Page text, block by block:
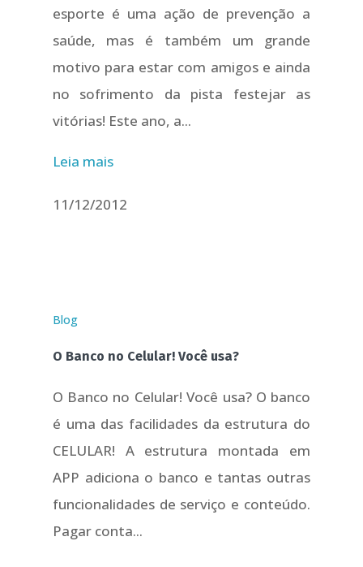
esporte é uma ação de prevenção a
saúde, mas é também um grande
motivo para estar com amigos e ainda
no sofrimento da pista festejar as
vitórias! Este ano, a...
Leia mais
11/12/2012
Blog
O Banco no Celular! Você usa?
O Banco no Celular! Você usa? O banco
é uma das facilidades da estrutura do
CELULAR! A estrutura montada em
APP adiciona o banco e tantas outras
funcionalidades de serviço e conteúdo.
Pagar conta...